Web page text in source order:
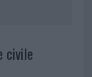
civile